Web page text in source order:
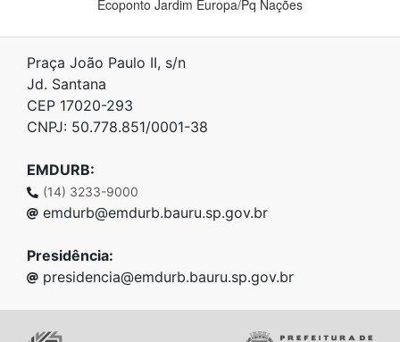
Praça João Paulo II, s/n
Jd. Santana
CEP 17020-293
CNPJ: 50.778.851/0001-38
EMDURB:
(14) 3233-9000
emdurb@emdurb.bauru.sp.gov.br
Presidência:
presidencia@emdurb.bauru.sp.gov.br